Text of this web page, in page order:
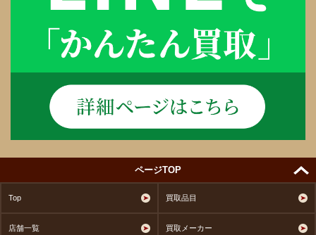
ページTOP
Top 買取品目
店舗一覧 買取メーカー